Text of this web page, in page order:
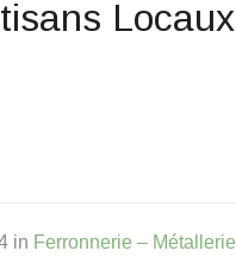
in Ferronnerie – Métallerie